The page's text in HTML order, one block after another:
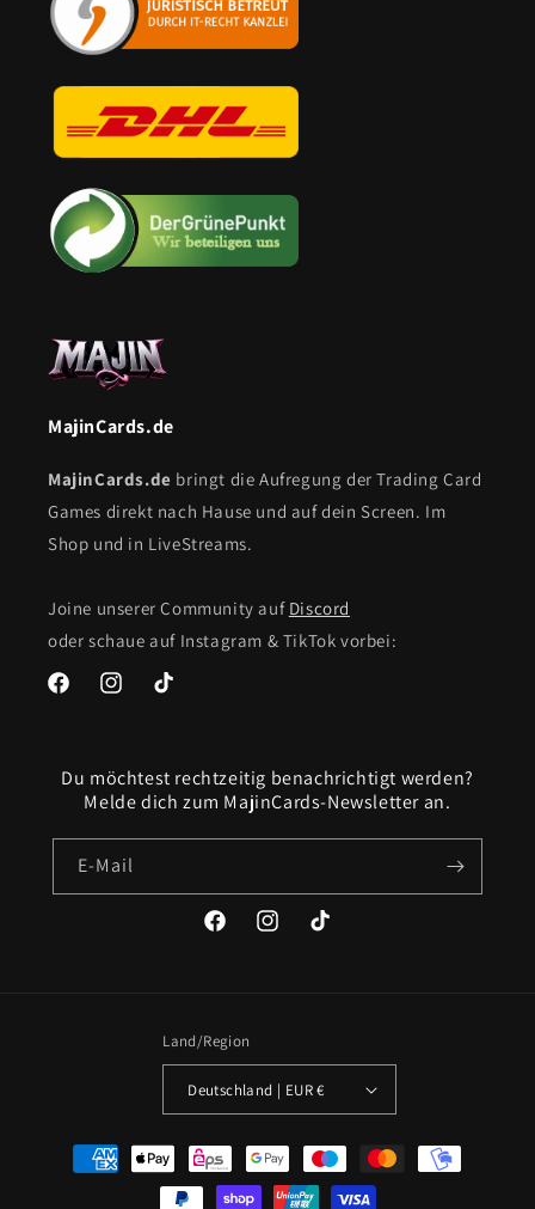
MajinCards.de
MajinCards.de bringt die Aufregung der Trading Card
Games direkt nach Hause und auf dein Screen. Im
Shop und in LiveStreams.
Joine unserer Community auf Discord
oder schaue auf Instagram & TikTok vorbei:
FacebookInstagram
Du möchtest rechtzeitig benachrichtigt werden?
Melde dich zum MajinCards-Newsletter an.
E-Mail
FacebookInstagram
Land/Region
Deutschland | EUR €
Zahlungsmethoden